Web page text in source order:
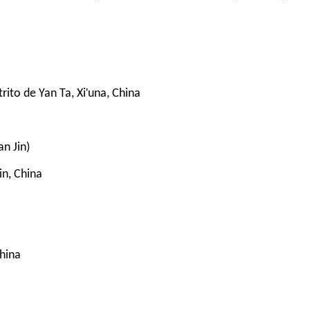
de Yan Ta, Xi'una, China
Jin)
China